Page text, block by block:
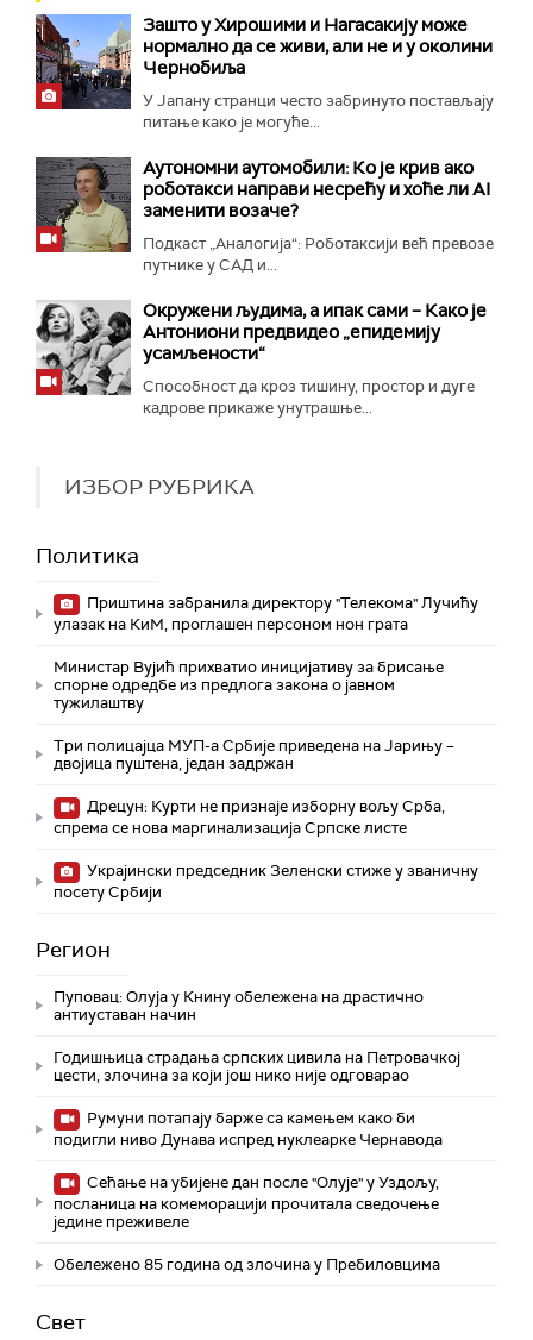
Зашто у Хирошими и Нагасакију може
нормално да се живи, али не и у околини
Чернобиља
У Јапану странци често забринуто постављају
питање како је могуће...
Аутономни аутомобили: Ко је крив ако
роботакси направи несрећу и хоће ли AI
заменити возаче?
Подкаст „Аналогија“: Роботаксији већ превозе
путнике у САД и...
Окружени људима, а ипак сами – Како је
Антониони предвидео „епидемију
усамљености“
Способност да кроз тишину, простор и дуге
кадрове прикаже унутрашње...
ИЗБОР РУБРИКА
Политика
Приштина забранила директору "Телекома" Лучићу
улазак на КиМ, проглашен персоном нон грата
Министар Вујић прихватио иницијативу за брисање
спорне одредбе из предлога закона o јавном
тужилаштву
Три полицајца МУП-а Србије приведена на Јарињу –
двојица пуштена, један задржан
Дрецун: Курти не признаје изборну вољу Срба,
спрема се нова маргинализација Српске листе
Украјински председник Зеленски стиже у званичну
посету Србији
Регион
Пуповац: Олуја у Книну обележена на драстично
антиуставан начин
Годишњица страдања српских цивила на Петровачкој
цести, злочина за који још нико није одговарао
Румуни потапају барже са камењем како би
подигли ниво Дунава испред нуклеарке Чернавода
Сећање на убијене дан после "Олује" у Уздољу,
посланица на комеморацији прочитала сведочење
једине преживеле
Обележено 85 година од злочина у Пребиловцима
Свет